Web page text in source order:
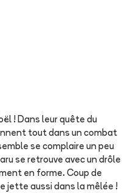
! Dans leur quête du
tout dans un combat
se complaire un peu
se retrouve avec un drôle
en forme. Coup de
jette aussi dans la mêlée !